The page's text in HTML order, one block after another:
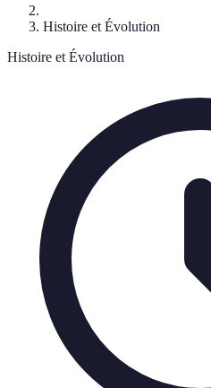
Histoire et Évolution
Histoire et Évolution